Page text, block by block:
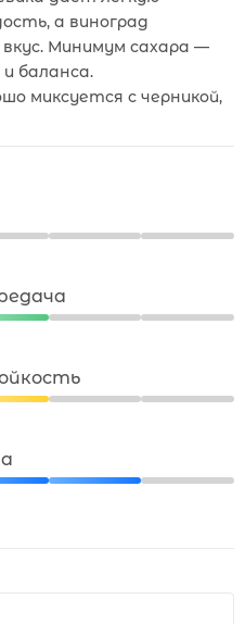
а виноград
Минимум сахара —
баланса.
миксуется с черникой,